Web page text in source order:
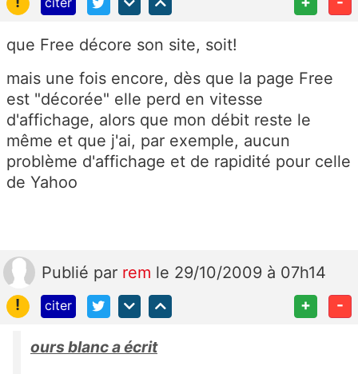
que Free décore son site, soit!
mais une fois encore, dès que la page Free
est "décorée" elle perd en vitesse
d'affichage, alors que mon débit reste le
même et que j'ai, par exemple, aucun
problème d'affichage et de rapidité pour celle
de Yahoo
Publié par rem le 29/10/2009 à 07h14
!
citer + -
ours blanc a écrit